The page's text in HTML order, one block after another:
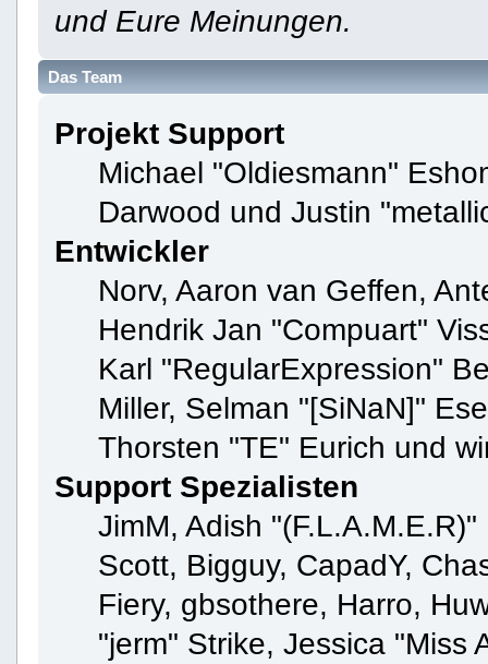
und Eure Meinungen.
Das Team
Projekt Support
Michael "Oldiesmann"
Darwood und Justin
Entwickler
Norv, Aaron van Geffen,
Hendrik Jan "Compuart"
Karl "RegularExpression"
Miller, Selman "[SiNaN]"
Thorsten "TE" Eurich und
Support Spezialisten
JimM, Adish
Scott, Bigguy, CapadY,
Fiery, gbsothere, Harro,
"jerm" Strike, Jessica "Miss